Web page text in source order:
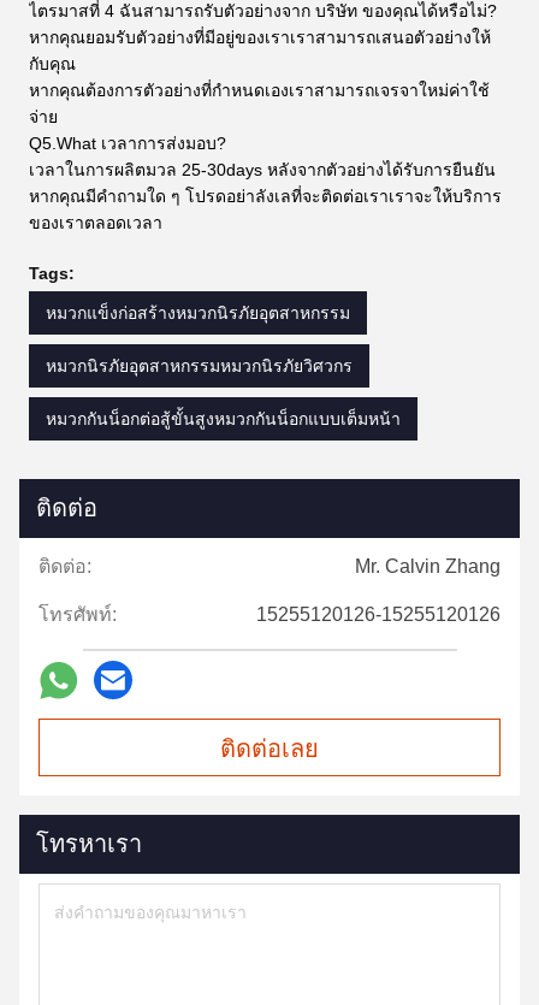
ไตรมาสที่ 4 ฉันสามารถรับตัวอย่างจาก บริษัท ของคุณได้หรือไม่?
หากคุณยอมรับตัวอย่างที่มีอยู่ของเราเราสามารถเสนอตัวอย่างให้
กับคุณ
หากคุณต้องการตัวอย่างที่กำหนดเองเราสามารถเจรจาใหม่ค่าใช้
จ่าย
Q5.What เวลาการส่งมอบ?
เวลาในการผลิตมวล 25-30days หลังจากตัวอย่างได้รับการยืนยัน
หากคุณมีคำถามใด ๆ โปรดอย่าลังเลที่จะติดต่อเราเราจะให้บริการ
ของเราตลอดเวลา
Tags:
หมวกแข็งก่อสร้างหมวกนิรภัยอุตสาหกรรม
หมวกนิรภัยอุตสาหกรรมหมวกนิรภัยวิศวกร
หมวกกันน็อกต่อสู้ขั้นสูงหมวกกันน็อกแบบเต็มหน้า
ติดต่อ
ติดต่อ: Mr. Calvin Zhang
โทรศัพท์: 15255120126-15255120126
ติดต่อเลย
โทรหาเรา